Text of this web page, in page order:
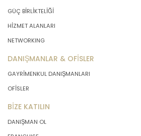
GÜÇ BİRLİKTELİĞİ
HİZMET ALANLARI
NETWORKING
DANIŞMANLAR & OFİSLER
GAYRİMENKUL DANIŞMANLARI
OFİSLER
BİZE KATILIN
DANIŞMAN OL